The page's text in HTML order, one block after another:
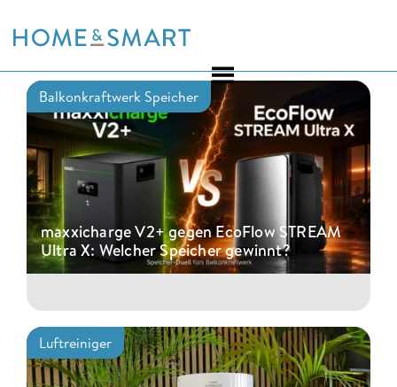
to
Balkonkraftwerk Speicher
maxxicharge V2+ gegen EcoFlow STREAM
Ultra X: Welcher Speicher gewinnt?
Luftreiniger